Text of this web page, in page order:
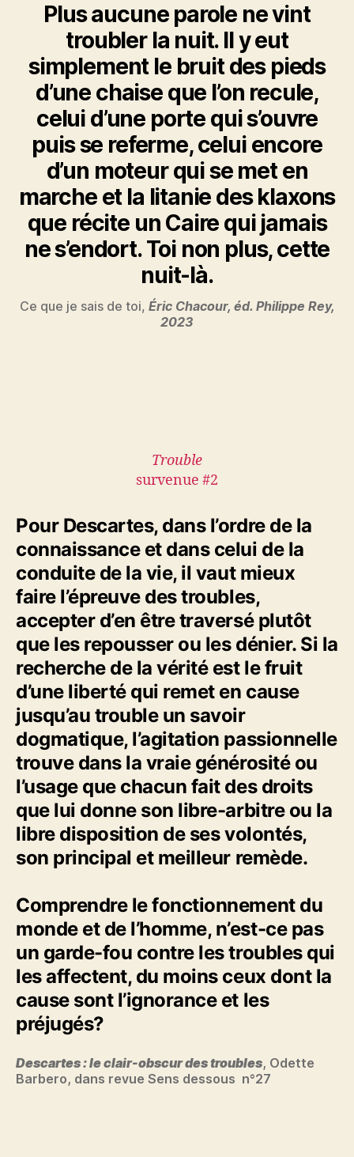
Plus aucune parole ne vint
troubler la nuit. Il y eut
simplement le bruit des pieds
d’une chaise que l’on recule,
celui d’une porte qui s’ouvre
puis se referme, celui encore
d’un moteur qui se met en
marche et la litanie des klaxons
que récite un Caire qui jamais
ne s’endort. Toi non plus, cette
nuit-là.
Ce que je sais de toi, Éric Chacour, éd. Philippe Rey,
2023
Trouble
survenue #2
Pour Descartes, dans l’ordre de la
connaissance et dans celui de la
conduite de la vie, il vaut mieux
faire l’épreuve des troubles,
accepter d’en être traversé plutôt
que les repousser ou les dénier. Si la
recherche de la vérité est le fruit
d’une liberté qui remet en cause
jusqu’au trouble un savoir
dogmatique, l’agitation passionnelle
trouve dans la vraie générosité ou
l’usage que chacun fait des droits
que lui donne son libre-arbitre ou la
libre disposition de ses volontés,
son principal et meilleur remède.
Comprendre le fonctionnement du
monde et de l’homme, n’est-ce pas
un garde-fou contre les troubles qui
les affectent, du moins ceux dont la
cause sont l’ignorance et les
préjugés?
Descartes : le clair-obscur des troubles, Odette
Barbero, dans revue Sens dessous n°27